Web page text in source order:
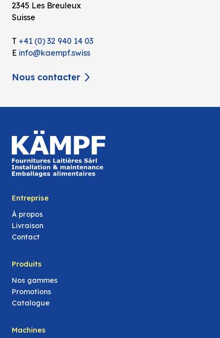
2345 Les Breuleux
Suisse
T +41 (0) 32 940 14 03
E info@kaempf.swiss
Nous contacter
Entreprise
À propos
Livraison
Contact
Produits
Nos gammes
Promotions
Catalogue
Machines